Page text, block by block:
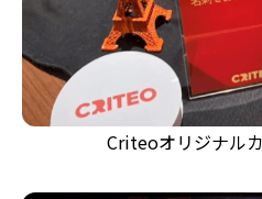
Criteoオリジナル